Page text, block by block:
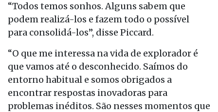
“Todos temos sonhos. Alguns sabem que
podem realizá-los e fazem todo o possível
para consolidá-los”, disse Piccard.
“O que me interessa na vida de explorador é
que vamos até o desconhecido. Saímos do
entorno habitual e somos obrigados a
encontrar respostas inovadoras para
problemas inéditos. São nesses momentos que